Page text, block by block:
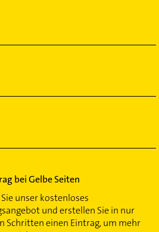
bei Gelbe Seiten
unser kostenloses
und erstellen Sie in nur
Schritten einen Eintrag, um mehr